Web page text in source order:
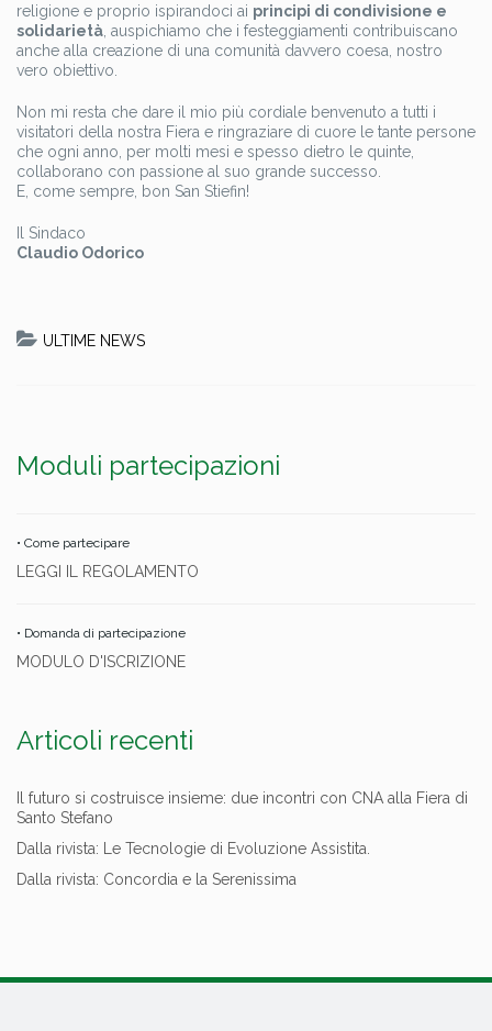
religione e proprio ispirandoci ai principi di condivisione e
solidarietà , auspichiamo che i festeggiamenti contribuiscano
anche alla creazione di una comunità davvero coesa, nostro
vero obiettivo.
Non mi resta che dare il mio più cordiale benvenuto a tutti i
visitatori della nostra Fiera e ringraziare di cuore le tante persone
che ogni anno, per molti mesi e spesso dietro le quinte,
collaborano con passione al suo grande successo.
E, come sempre, bon San Stiefin!
Il Sindaco
Claudio Odorico
ULTIME NEWS
Moduli partecipazioni
• Come partecipare
LEGGI IL REGOLAMENTO
• Domanda di partecipazione
MODULO D'ISCRIZIONE
Articoli recenti
Il futuro si costruisce insieme: due incontri con CNA alla Fiera di
Santo Stefano
Dalla rivista: Le Tecnologie di Evoluzione Assistita.
Dalla rivista: Concordia e la Serenissima